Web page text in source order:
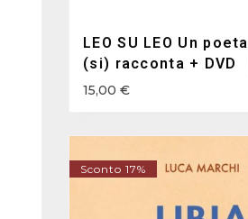
LEO SU LEO Un poeta
(si) racconta + DVD
15,00 €
Sconto 17%